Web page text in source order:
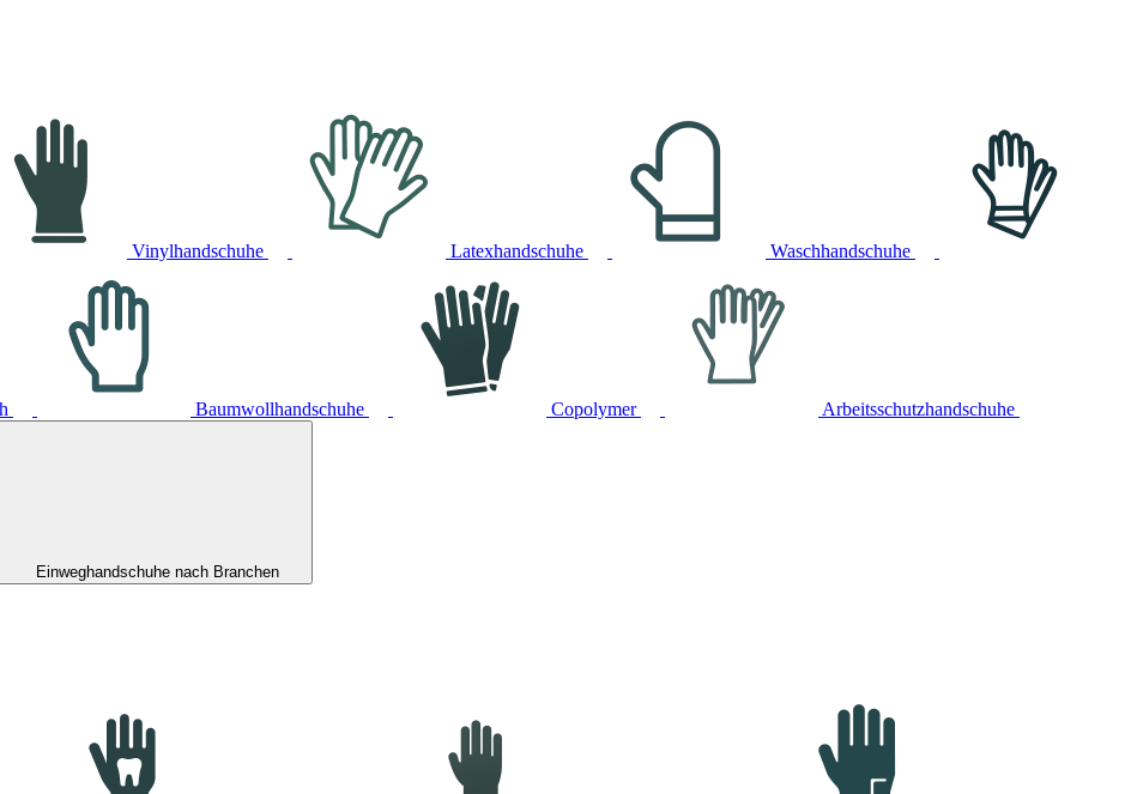
Vinylhandschuhe Latexhandschuhe Waschhandschuhe
Baumwollhandschuhe Copolymer Arbeitsschutzhandschuhe
Einweghandschuhe nach Branchen